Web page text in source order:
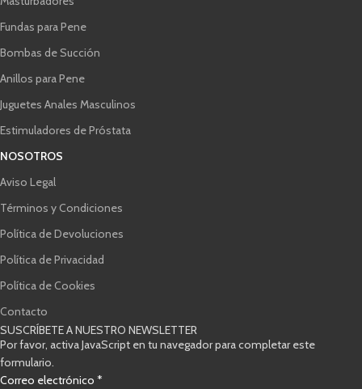
Fundas para Pene
Bombas de Succión
Anillos para Pene
Juguetes Anales Masculinos
Estimuladores de Próstata
NOSOTROS
Aviso Legal
Términos y Condiciones
Política de Devoluciones
Política de Privacidad
Política de Cookies
Contacto
SUSCRÍBETE A NUESTRO NEWSLETTER
Por favor, activa JavaScript en tu navegador para completar este
formulario.
Correo electrónico *